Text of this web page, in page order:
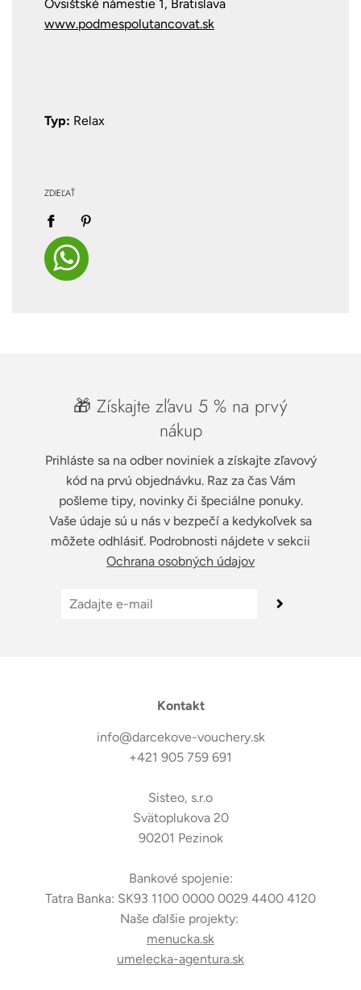
Ovsištské námestie 1, Bratislava
www.podmespolutancovat.sk
Typ: Relax
ZDIEĽAŤ
🎁 Získajte zľavu 5 % na prvý
nákup
Prihláste sa na odber noviniek a získajte zľavový
kód na prvú objednávku. Raz za čas Vám
pošleme tipy, novinky či špeciálne ponuky.
Vaše údaje sú u nás v bezpečí a kedykoľvek sa
môžete odhlásiť. Podrobnosti nájdete v sekcii
Ochrana osobných údajov
Kontakt
info@darcekove-vouchery.sk
+421 905 759 691
Sisteo, s.r.o
Svätoplukova 20
90201 Pezinok
Bankové spojenie:
Tatra Banka: SK93 1100 0000 0029 4400 4120
Naše ďalšie projekty:
menucka.sk
umelecka-agentura.sk